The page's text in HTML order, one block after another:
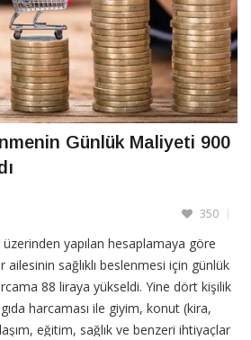
Günlük Maliyeti 900
350
üzerinden yapılan hesaplamaya göre
sağlıklı beslenmesi için günlük
88 liraya yükseldi. Yine dört kişilik
harcaması ile giyim, konut (kira,
eğitim, sağlık ve benzeri ihtiyaçlar